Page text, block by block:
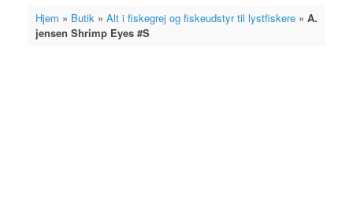
Hjem » Butik» Alt i fiskegrej og fiskeudstyr til lystfiskere» A.
jensen Shrimp Eyes #S